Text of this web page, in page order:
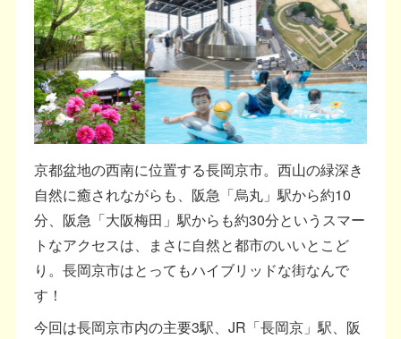
京都盆地の西南に位置する長岡京市。西山の緑深き
自然に癒されながらも、阪急「烏丸」駅から約10
分、阪急「大阪梅田」駅からも約30分というスマー
トなアクセスは、まさに自然と都市のいいとこど
り。長岡京市はとってもハイブリッドな街なんで
す！
今回は長岡京市内の主要3駅、JR「長岡京」駅、阪